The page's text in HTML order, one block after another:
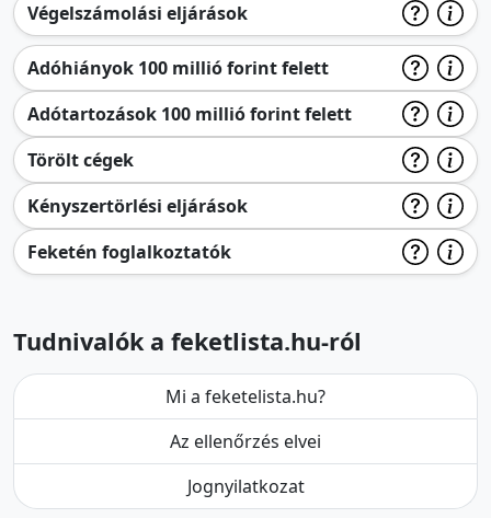
Végelszámolási eljárások
Adóhiányok 100 millió forint felett
Adótartozások 100 millió forint felett
Törölt cégek
Kényszertörlési eljárások
Feketén foglalkoztatók
Tudnivalók a feketlista.hu-ról
Mi a feketelista.hu?
Az ellenőrzés elvei
Jognyilatkozat